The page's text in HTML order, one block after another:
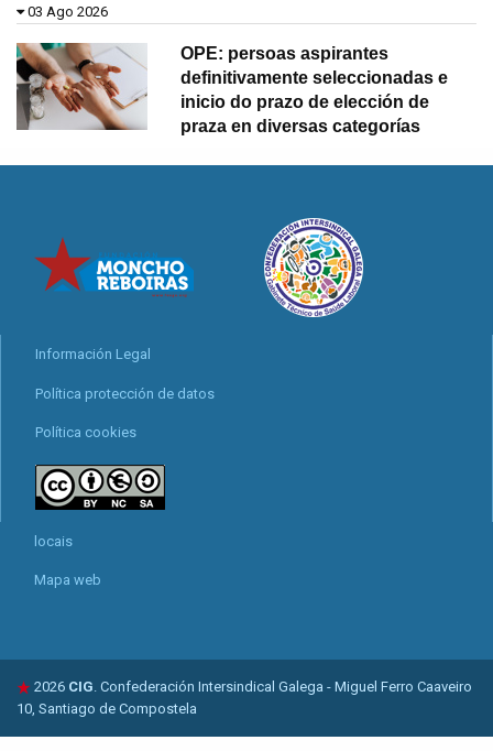
03 Ago 2026
OPE: persoas aspirantes
definitivamente seleccionadas e
inicio do prazo de elección de
praza en diversas categorías
Información Legal
Política protección de datos
Política cookies
locais
Mapa web
2026 CIG . Confederación Intersindical Galega - Miguel Ferro Caaveiro
10, Santiago de Compostela